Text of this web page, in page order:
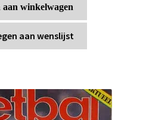
aan winkelwagen
aan wenslijst